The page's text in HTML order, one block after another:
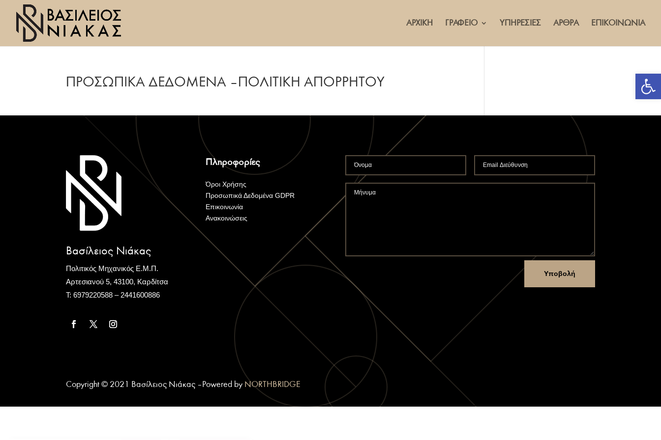
ΑΡΧΙΚΗ ΓΡΑΦΕΙΟ ΥΠΗΡΕΣΙΕΣ ΑΡΘΡΑ ΕΠΙΚΟΙΝΩΝΙΑ
ΠΡΟΣΩΠΙΚΑ ΔΕΔΟΜΕΝΑ – ΠΟΛΙΤΙΚΗ ΑΠΟΡΡΗΤΟΥ
Βασίλειος Νιάκας
Πολιτικός Μηχανικός Ε.Μ.Π.
Αρτεσιανού 5, 43100, Καρδίτσα
Τ: 6979220588 – 2441600886
Πληροφορίες
Όροι Χρήσης
Προσωπικά Δεδομένα GDPR
Επικοινωνία
Ανακοινώσεις
Υποβολή
Copyright © 2021 Βασίλειος Νιάκας – Powered by NORTHBRIDGE